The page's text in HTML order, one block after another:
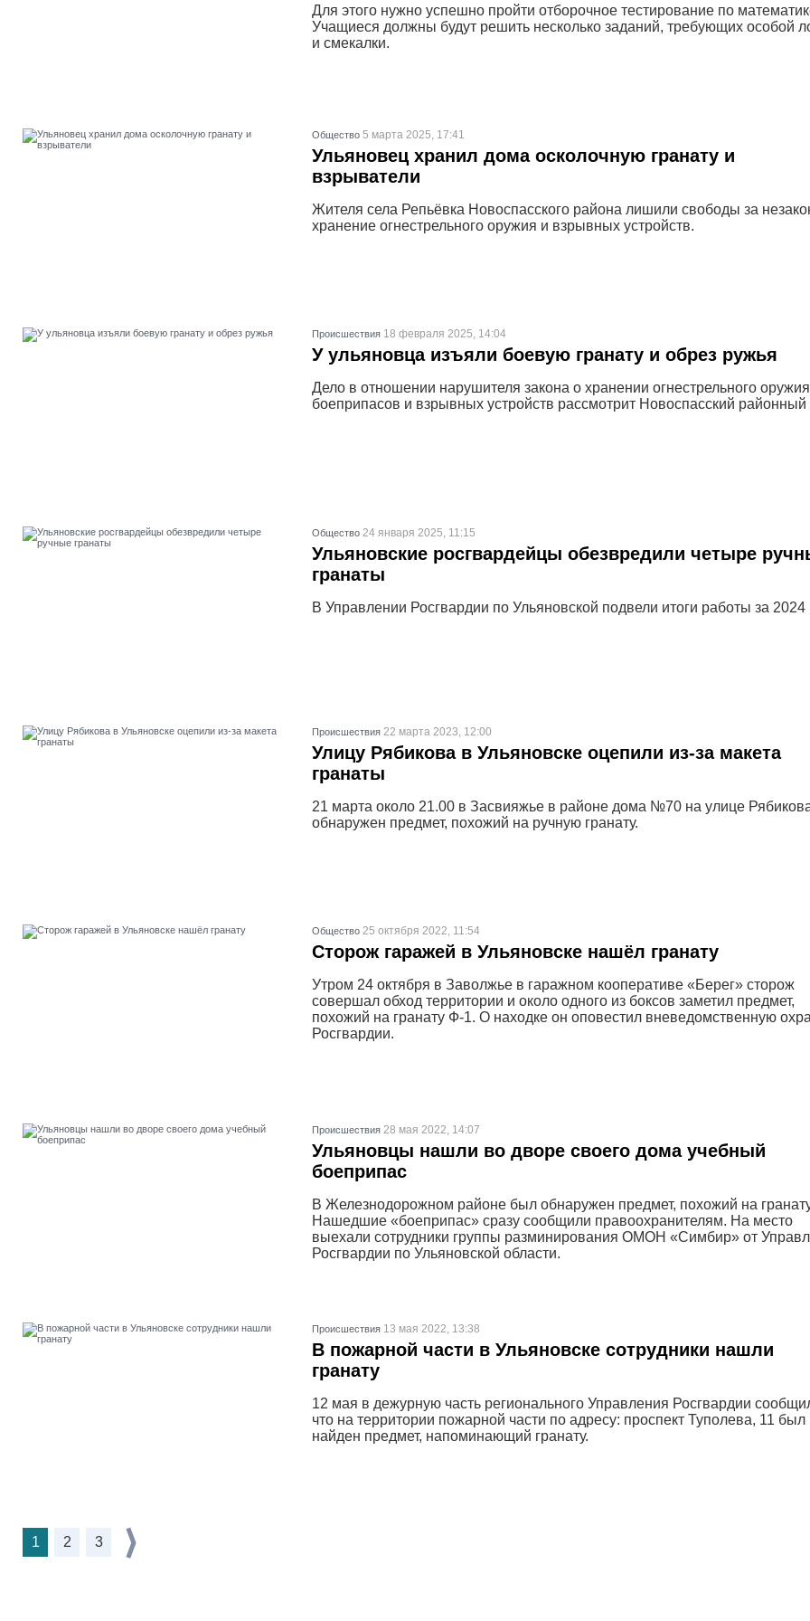
Для этого нужно успешно пройти отборочное тестирование по
Учащиеся должны будут решить несколько заданий, требующих особой
и смекалки.
Общество 5 марта 2025, 17:41
Ульяновец хранил дома осколочную гранату и
взрыватели
Жителя села Репьёвка Новоспасского района лишили свободы за
хранение огнестрельного оружия и взрывных устройств.
Проиcшествия 18 февраля 2025, 14:04
У ульяновца изъяли боевую гранату и обрез ружья
Дело в отношении нарушителя закона о хранении огнестрельного
боеприпасов и взрывных устройств рассмотрит Новоспасский районный
Общество 24 января 2025, 11:15
Ульяновские росгвардейцы обезвредили четыре
гранаты
В Управлении Росгвардии по Ульяновской подвели итоги работы за 2024
Проиcшествия 22 марта 2023, 12:00
Улицу Рябикова в Ульяновске оцепили из-за макета
гранаты
21 марта около 21.00 в Засвияжье в районе дома №70 на улице
обнаружен предмет, похожий на ручную гранату.
Общество 25 октября 2022, 11:54
Сторож гаражей в Ульяновске нашёл гранату
Утром 24 октября в Заволжье в гаражном кооперативе «Берег» сторож
совершал обход территории и около одного из боксов заметил предмет,
похожий на гранату Ф-1. О находке он оповестил вневедомственную
Росгвардии.
Проиcшествия 28 мая 2022, 14:07
Ульяновцы нашли во дворе своего дома учебный
боеприпас
В Железнодорожном районе был обнаружен предмет, похожий на
Нашедшие «боеприпас» сразу сообщили правоохранителям. На место
выехали сотрудники группы разминирования ОМОН «Симбир» от
Росгвардии по Ульяновской области.
Проиcшествия 13 мая 2022, 13:38
В пожарной части в Ульяновске сотрудники нашли
гранату
12 мая в дежурную часть регионального Управления Росгвардии
что на территории пожарной части по адресу: проспект Туполева, 11 был
найден предмет, напоминающий гранату.
1 2 3